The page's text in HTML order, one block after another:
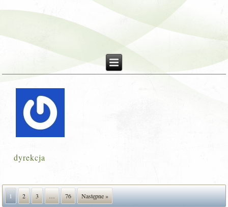
dyrekcja
1 2 3 … 76 Następne »